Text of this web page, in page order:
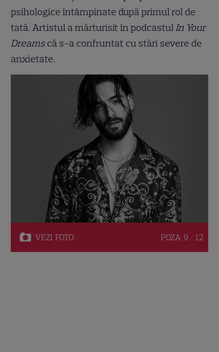
psihologice întâmpinate după primul rol de
tată. Artistul a mărturisit în podcastul In Your
Dreamscă s-a confruntat cu stări severe de
anxietate.
VEZI FOTO POZA 9 / 12